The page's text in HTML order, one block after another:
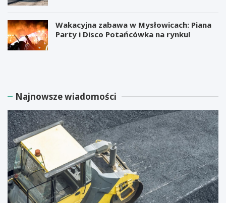
Wakacyjna zabawa w Mysłowicach: Piana
Party i Disco Potańcówka na rynku!
M
r
e
r
E
l
o
n
M
u
s
B
a
n
e
w
a
r
s
z
t
a
Najnowsze wiadomości